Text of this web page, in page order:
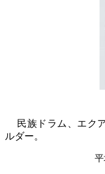
民族ドラム、エク
ルダー。